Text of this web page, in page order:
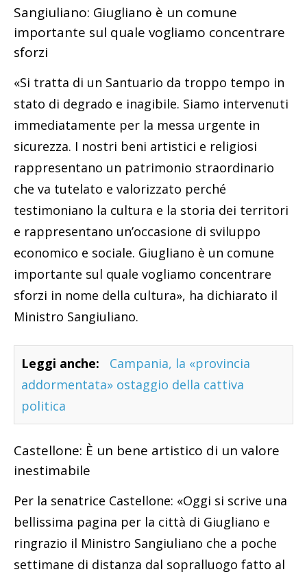
Sangiuliano: Giugliano è un comune
importante sul quale vogliamo concentrare
sforzi
«Si tratta di un Santuario da troppo tempo in
stato di degrado e inagibile. Siamo intervenuti
immediatamente per la messa urgente in
sicurezza. I nostri beni artistici e religiosi
rappresentano un patrimonio straordinario
che va tutelato e valorizzato perché
testimoniano la cultura e la storia dei territori
e rappresentano un’occasione di sviluppo
economico e sociale. Giugliano è un comune
importante sul quale vogliamo concentrare
sforzi in nome della cultura», ha dichiarato il
Ministro Sangiuliano.
Leggi anche:
Campania, la «provincia
addormentata» ostaggio della cattiva
politica
Castellone: È un bene artistico di un valore
inestimabile
Per la senatrice Castellone: «Oggi si scrive una
bellissima pagina per la città di Giugliano e
ringrazio il Ministro Sangiuliano che a poche
settimane di distanza dal sopralluogo fatto al